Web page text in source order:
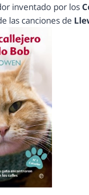
inventado por los
las canciones de